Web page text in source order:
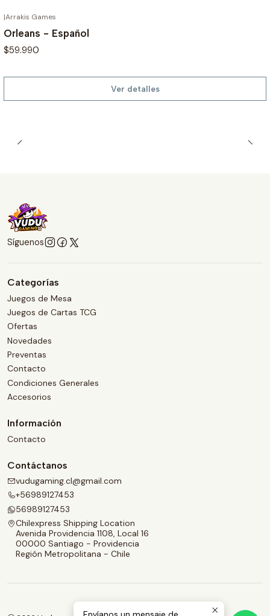
|Arrakis Games
Orleans - Español
$59.990
Ver detalles
Síguenos
Categorías
Juegos de Mesa
Juegos de Cartas TCG
Ofertas
Novedades
Preventas
Contacto
Condiciones Generales
Accesorios
Información
Contacto
Contáctanos
vudugaming.cl@gmail.com
+56989127453
56989127453
Chilexpress Shipping Location
Avenida Providencia 1108, Local 16
00000 Santiago - Providencia
Región Metropolitana - Chile